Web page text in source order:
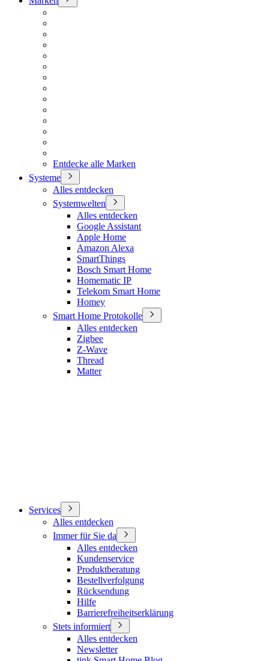
Entdecke alle Marken
Systeme
Alles entdecken
Systemwelten
Alles entdecken
Google Assistant
Apple Home
Amazon Alexa
SmartThings
Bosch Smart Home
Homematic IP
Telekom Smart Home
Homey
Smart Home Protokolle
Alles entdecken
Zigbee
Z-Wave
Thread
Matter
Services
Alles entdecken
Immer für Sie da
Alles entdecken
Kundenservice
Produktberatung
Bestellverfolgung
Rücksendung
Hilfe
Barrierefreiheitserklärung
Stets informiert
Alles entdecken
Newsletter